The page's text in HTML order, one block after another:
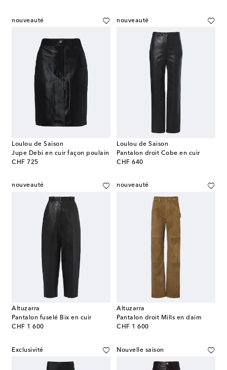
nouveauté
Loulou de Saison
Jupe Debi en cuir façon poulain
CHF 725
original price
nouveauté
Loulou de Saison
Pantalon droit Cobe en cuir
CHF 640
original price
nouveauté
Altuzarra
Pantalon fuselé Bix en cuir
CHF 1 600
original price
nouveauté
Altuzarra
Pantalon droit Mills en daim
CHF 1 600
original price
Exclusivité Nouvelle saison